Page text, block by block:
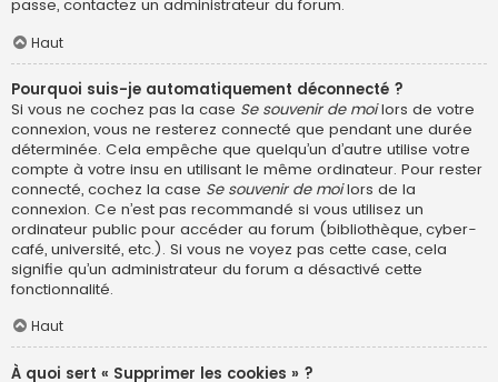
passe, contactez un administrateur du forum.
Haut
Pourquoi suis-je automatiquement déconnecté ?
Si vous ne cochez pas la case Se souvenir de moilors de votre
connexion, vous ne resterez connecté que pendant une durée
déterminée. Cela empêche que quelqu’un d’autre utilise votre
compte à votre insu en utilisant le même ordinateur. Pour rester
connecté, cochez la case Se souvenir de moilors de la
connexion. Ce n’est pas recommandé si vous utilisez un
ordinateur public pour accéder au forum (bibliothèque, cyber-
café, université, etc.). Si vous ne voyez pas cette case, cela
signifie qu’un administrateur du forum a désactivé cette
fonctionnalité.
Haut
À quoi sert « Supprimer les cookies » ?